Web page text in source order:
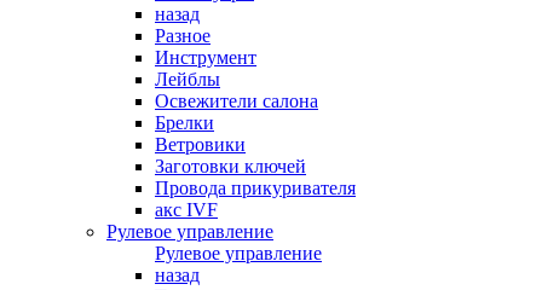
назад
Разное
Инструмент
Лейблы
Освежители салона
Брелки
Ветровики
Заготовки ключей
Провода прикуривателя
акс IVF
Рулевое управление
Рулевое управление
назад